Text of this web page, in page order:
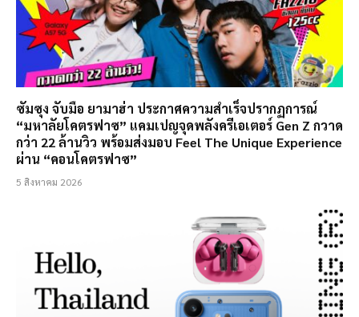
ซัมซุง จับมือ ยามาฮ่า ประกาศความสำเร็จปรากฏการณ์
“มหาลัยโคตรฟาซ” แคมเปญจุดพลังครีเอเตอร์ Gen Z กวาด
กว่า 22 ล้านวิว พร้อมส่งมอบ Feel The Unique Experience
ผ่าน “คอนโคตรฟาซ”
5 สิงหาคม 2026